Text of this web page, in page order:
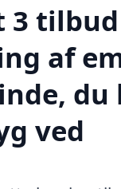
3
af
du
ved